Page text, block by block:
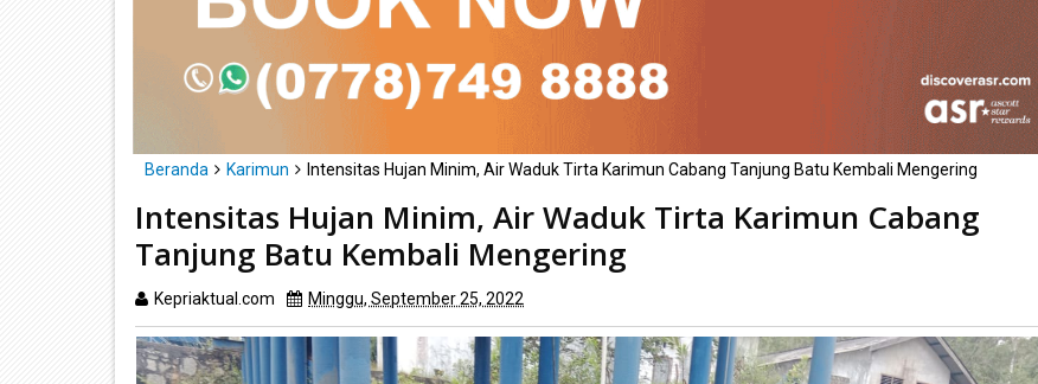
Beranda Karimun Intensitas Hujan Minim, Air Waduk Tirta Karimun Cabang Tanjung Batu Kembali Mengering
Intensitas Hujan Minim, Air Waduk Tirta Karimun Cabang
Tanjung Batu Kembali Mengering
Kepriaktual.com Minggu, September 25, 2022